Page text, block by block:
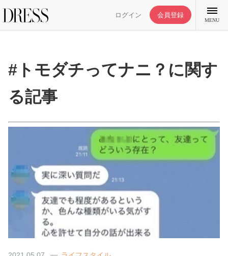
ログイン 会員登録
MENU
特集記事
DRESS部活
ライフスタイル
ファッション
恋愛/結婚/離婚
#トモダチってナニ？に関す
る記事